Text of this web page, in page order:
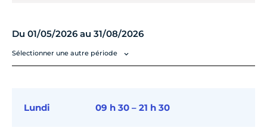
Du 01/05/2026 au 31/08/2026
Sélectionner une autre période
Lundi 09 h 30 – 21 h 30